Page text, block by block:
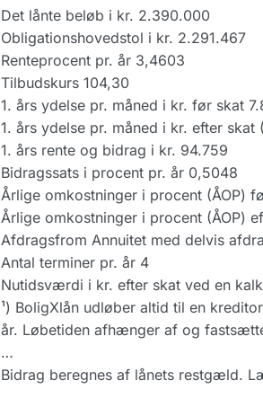
Det lånte beløb i kr. 2.390.000
Obligationshovedstol i kr. 2.291.467
Renteprocent pr. år 3,4603
Tilbudskurs 104,30
1. års ydelse pr. måned i kr. før skat
1. års ydelse pr. måned i kr. efter
1. års rente og bidrag i kr. 94.759
Bidragssats i procent pr. år 0,5048
Årlige omkostninger i procent (ÅOP)
Årlige omkostninger i procent (ÅOP)
Afdragsfrom Annuitet med delvis
Antal terminer pr. år 4
Nutidsværdi i kr. efter skat ved en
¹) BoligXlån udløber altid til en
år. Løbetiden afhænger af og
…
Bidrag beregnes af lånets restgæld.